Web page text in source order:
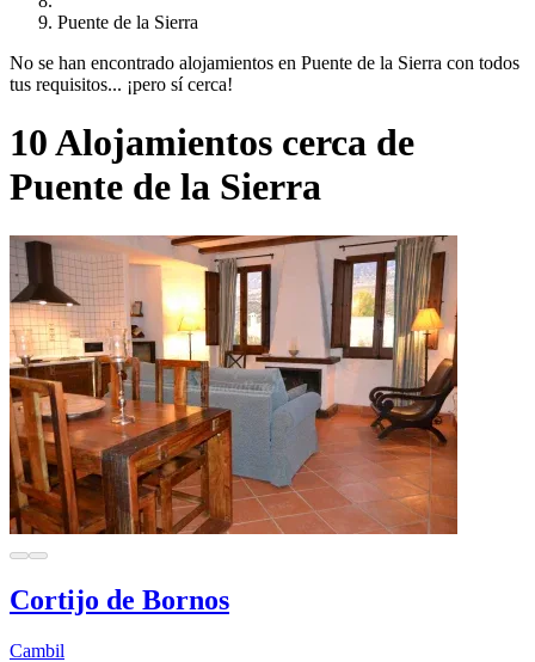
Puente de la Sierra
No se han encontrado alojamientos en Puente de la Sierra con todos
tus requisitos... ¡pero sí cerca!
10 Alojamientos cerca de
Puente de la Sierra
Cortijo de Bornos
Cambil